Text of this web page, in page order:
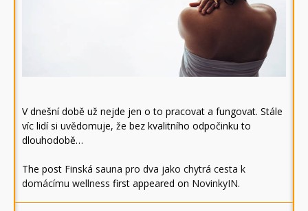
V dnešní době už nejde jen o to pracovat a fungovat. Stále
víc lidí si uvědomuje, že bez kvalitního odpočinku to
dlouhodobě…
The post Finská sauna pro dva jako chytrá cesta k
domácímu wellness first appeared on NovinkyIN.